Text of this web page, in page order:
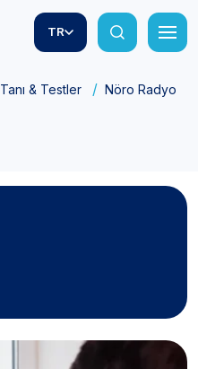
TR
Tanı & Testler Nöro Radyoloji